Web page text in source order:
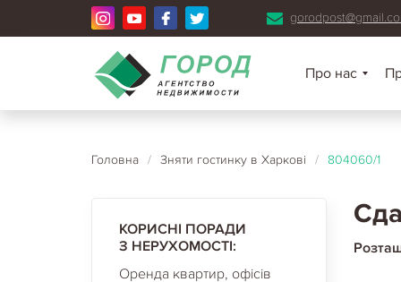
Про нас
Головна / Зняти гостинку в Харкові / 804060/1
КОРИСНІ ПОРАДИ
З НЕРУХОМОСТІ:
Оренда квартир, офісів